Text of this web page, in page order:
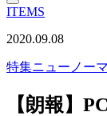
ITEMS
2020.09.08
特集ニューノー
【朗報】